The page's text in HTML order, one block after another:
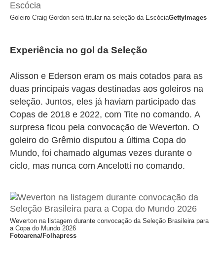
Goleiro Craig Gordon será titular na seleção da EscóciaGettyImages
Experiência no gol da Seleção
Alisson e Ederson eram os mais cotados para as
duas principais vagas destinadas aos goleiros na
seleção. Juntos, eles já haviam participado das
Copas de 2018 e 2022, com Tite no comando. A
surpresa ficou pela convocação de Weverton. O
goleiro do Grêmio disputou a última Copa do
Mundo, foi chamado algumas vezes durante o
ciclo, mas nunca com Ancelotti no comando.
Weverton na listagem durante convocação da Seleção Brasileira para
a Copa do Mundo 2026
Fotoarena/Folhapress